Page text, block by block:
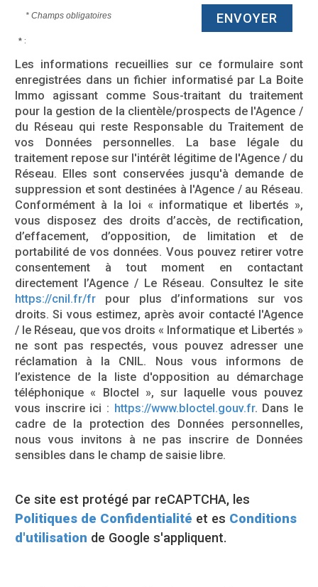
* Champs obligatoires ENVOYER
* :
Les informations recueillies sur ce formulaire sont
enregistrées dans un fichier informatisé par La Boite
Immo agissant comme Sous-traitant du traitement
pour la gestion de la clientèle/prospects de l'Agence /
du Réseau qui reste Responsable du Traitement de
vos Données personnelles. La base légale du
traitement repose sur l'intérêt légitime de l'Agence / du
Réseau. Elles sont conservées jusqu'à demande de
suppression et sont destinées à l'Agence / au Réseau.
Conformément à la loi « informatique et libertés »,
vous disposez des droits d’accès, de rectification,
d’effacement, d’opposition, de limitation et de
portabilité de vos données. Vous pouvez retirer votre
consentement à tout moment en contactant
directement l’Agence / Le Réseau. Consultez le site
https://cnil.fr/fr pour plus d’informations sur vos
droits. Si vous estimez, après avoir contacté l'Agence
/ le Réseau, que vos droits « Informatique et Libertés »
ne sont pas respectés, vous pouvez adresser une
réclamation à la CNIL. Nous vous informons de
l’existence de la liste d'opposition au démarchage
téléphonique « Bloctel », sur laquelle vous pouvez
vous inscrire ici : https://www.bloctel.gouv.fr. Dans le
cadre de la protection des Données personnelles,
nous vous invitons à ne pas inscrire de Données
sensibles dans le champ de saisie libre.
Ce site est protégé par reCAPTCHA, les
Politiques de Confidentialité et es Conditions
d'utilisation de Google s'appliquent.